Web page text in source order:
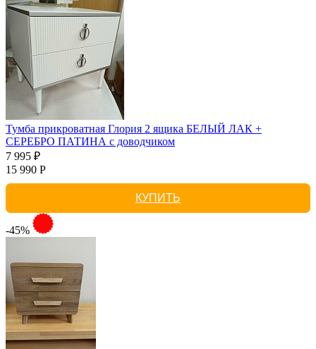
Тумба прикроватная Глория 2 ящика БЕЛЫЙ ЛАК +
СЕРЕБРО ПАТИНА с доводчиком
7 995 ₽
15 990 Р
КУПИТЬ
-45%